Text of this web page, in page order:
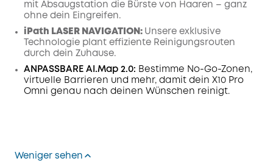
mit Absaugstation die Bürste von Haaren – ganz
ohne dein Eingreifen.
iPath LASER NAVIGATION : Unsere exklusive
Technologie plant effiziente Reinigungsrouten
durch dein Zuhause.
ANPASSBARE AI.Map 2.0: Bestimme No-Go-Zonen,
virtuelle Barrieren und mehr, damit dein X10 Pro
Omni genau nach deinen Wünschen reinigt.
Weniger sehen